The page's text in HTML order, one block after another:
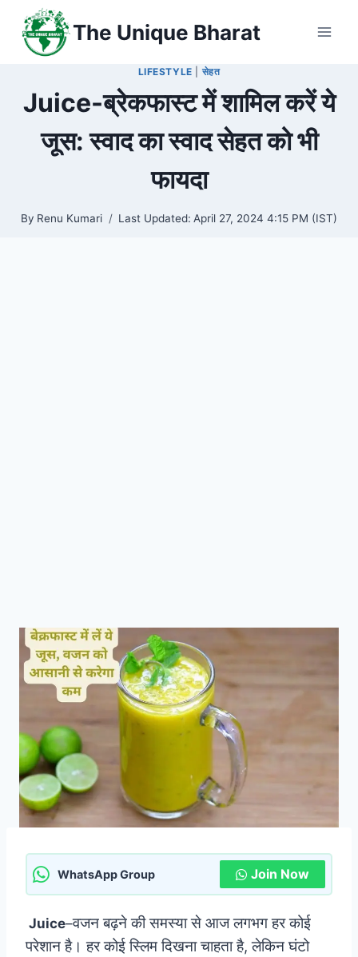
content
The Unique Bharat
LIFESTYLE सेहत
Juice-ब्रेकफास्ट में शामिल करें ये
जूस: स्वाद का स्वाद सेहत को भी
फायदा
By Renu Kumari Last Updated: April 27, 2024 4:15 PM (IST)
WhatsApp Group Join Now
Juice–वजन बढ़ने की समस्या से आज लगभग हर कोई
परेशान है। हर कोई स्लिम दिखना चाहता है, लेकिन घंटो